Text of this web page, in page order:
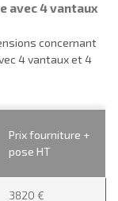
avec 4 vantaux
concernant
4 vantaux et 4
Prix fourniture +
pose HT
3820 €